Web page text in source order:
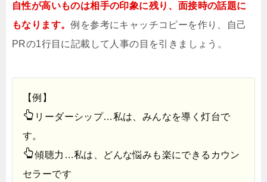
自性が高いものは相手の印象に残り、面接時の話題に
もなります。例を参考にキャッチコピーを作り、自己
PRの1行目に記載して人事の目を引きましょう。
【例】
リーダーシップ…私は、みんなを導く灯台で
す。
傾聴力…私は、どんな悩みも楽にできるカウン
セラーです